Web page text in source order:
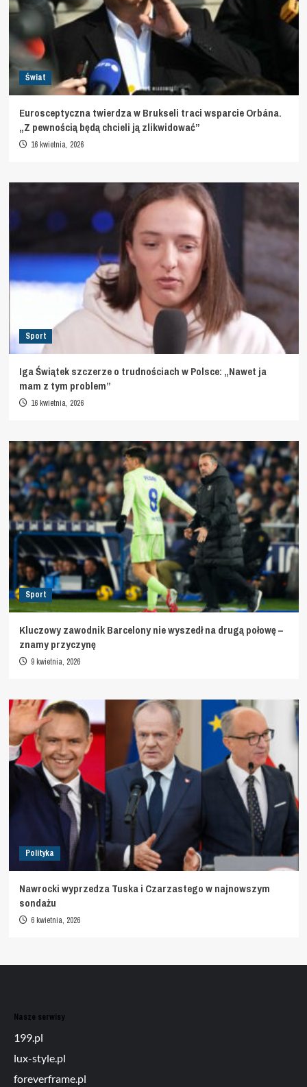
Świat
Eurosceptyczna twierdza w Brukseli traci wsparcie Orbána.
„Z pewnością będą chcieli ją zlikwidować”
16 kwietnia, 2026
Sport
Iga Świątek szczerze o trudnościach w Polsce: „Nawet ja
mam z tym problem”
16 kwietnia, 2026
Sport
Kluczowy zawodnik Barcelony nie wyszedł na drugą połowę –
znamy przyczynę
9 kwietnia, 2026
Polityka
Nawrocki wyprzedza Tuska i Czarzastego w najnowszym
sondażu
6 kwietnia, 2026
Nasze serwisy
199.pl
lux-style.pl
foreverframe.pl